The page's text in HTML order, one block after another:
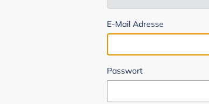
E-Mail Adresse
Passwort